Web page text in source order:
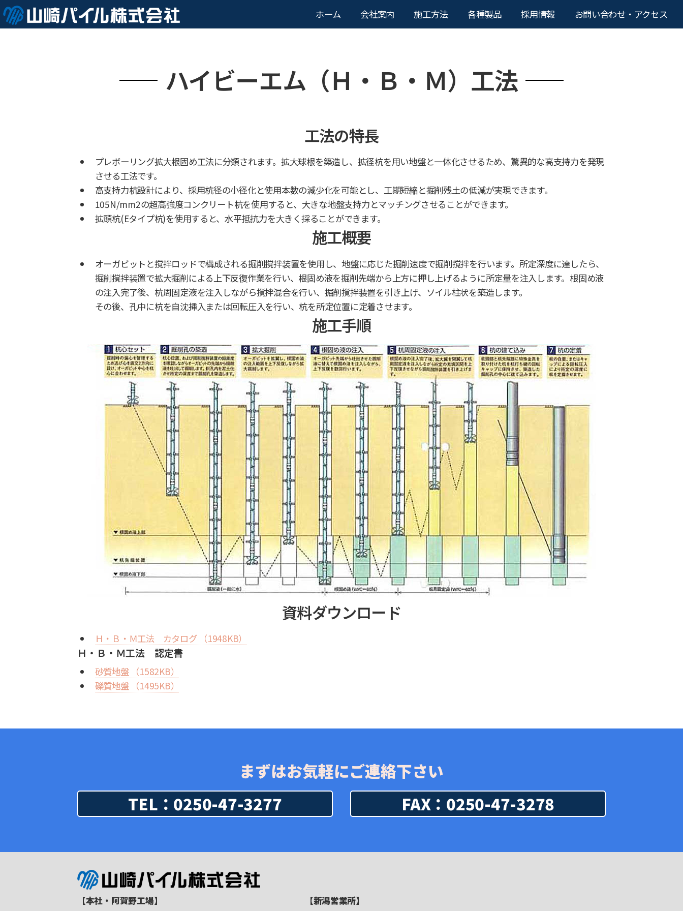
ホーム 会社案内 施工方法 各種製品 採用情報 お問い合わせ・アクセス
ハイビーエム（Ｈ・Ｂ・Ｍ）工法
工法の特長
プレボーリング拡大根固め工法に分類されます。拡大球根を築造し、拡径杭を用い地盤と一体化させるため、驚異的な高支持力を発現
させる工法です。
高支持力杭設計により、採用杭径の小径化と使用本数の減少化を可能とし、工期短縮と掘削残土の低減が実現できます。
105N/mm2の超高強度コンクリート杭を使用すると、大きな地盤支持力とマッチングさせることができます。
拡頭杭(Eタイプ杭)を使用すると、水平抵抗力を大きく採ることができます。
施工概要
オーガビットと撹拌ロッドで構成される掘削撹拌装置を使用し、地盤に応じた掘削速度で掘削撹拌を行います。 所定深度に達したら、
掘削撹拌装置で拡大掘削による上下反復作業を行い、根固め液を掘削先端から上方に押し上げるように所定量を注入します。根固め液
の注入完了後、杭周固定液を注入しながら撹拌混合を行い、掘削撹拌装置を引き上げ、ソイル柱状を築造します。
その後、孔中に杭を自沈挿入または回転圧入を行い、杭を所定位置に定着させます。
施工手順
資料ダウンロード
Ｈ・Ｂ・Ｍ工法 カタログ （1948KB）
Ｈ・Ｂ・Ｍ工法 認定書
砂質地盤 （1582KB）
礫質地盤 （1495KB）
まずはお気軽にご連絡下さい
TEL：0250-47-3277
FAX：0250-47-3278
【本社・阿賀野工場】
【新潟営業所】